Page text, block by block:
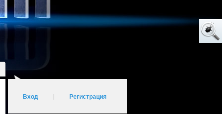
Вход Регистрация